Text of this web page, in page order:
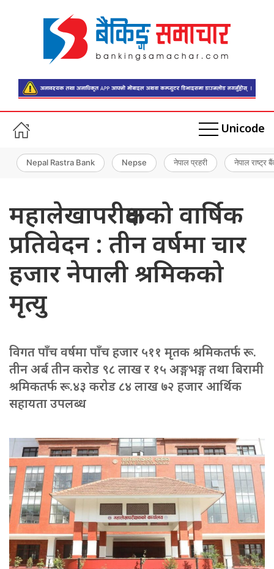
Unicode
Nepal Rastra Bank Nepse नेपाल प्रहरी नेपाल राष्ट्र
महालेखापरीक्षकको वार्षिक
प्रतिवेदन : तीन वर्षमा चार
हजार नेपाली श्रमिकको
मृत्यु
विगत पाँच वर्षमा पाँच हजार ५११ मृतक श्रमिकतर्फ रू.
तीन अर्ब तीन करोड ९८ लाख र १५ अङ्गभङ्ग तथा बिरामी
श्रमिकतर्फ रू.४३ करोड ८४ लाख ७२ हजार आर्थिक
सहायता उपलब्ध